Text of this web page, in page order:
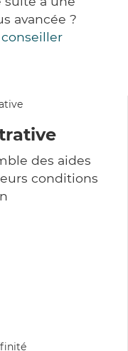
avancée ?
des aides
conditions